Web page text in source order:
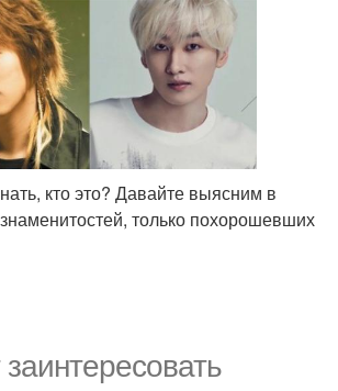
кто это? Давайте выясним в
только похорошевших